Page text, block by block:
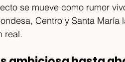
se mueve como rumor
Centro y Santa María
real.